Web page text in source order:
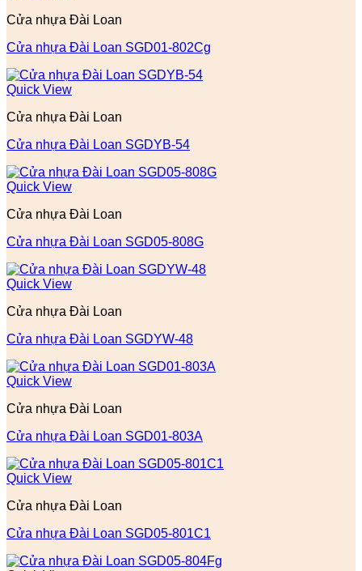
Cửa nhựa Đài Loan
Cửa nhựa Đài Loan SGD01-802Cg
Quick View
Cửa nhựa Đài Loan
Cửa nhựa Đài Loan SGDYB-54
Quick View
Cửa nhựa Đài Loan
Cửa nhựa Đài Loan SGD05-808G
Quick View
Cửa nhựa Đài Loan
Cửa nhựa Đài Loan SGDYW-48
Quick View
Cửa nhựa Đài Loan
Cửa nhựa Đài Loan SGD01-803A
Quick View
Cửa nhựa Đài Loan
Cửa nhựa Đài Loan SGD05-801C1